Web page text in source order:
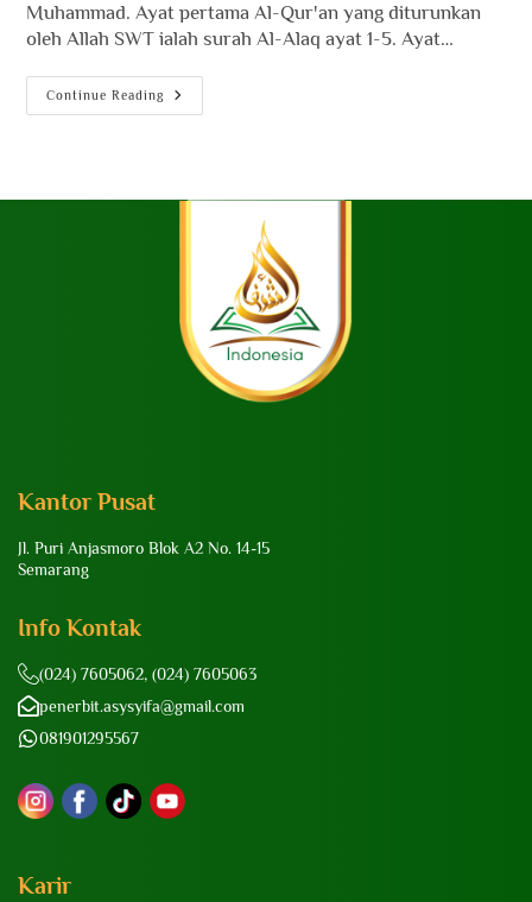
Muhammad. Ayat pertama Al-Qur'an yang diturunkan
oleh Allah SWT ialah surah Al-Alaq ayat 1-5. Ayat…
Continue Reading
Kantor Pusat
Jl. Puri Anjasmoro Blok A2 No. 14-15
Semarang
Info Kontak
(024) 7605062, (024) 7605063
penerbit.asysyifa@gmail.com
081901295567
Karir